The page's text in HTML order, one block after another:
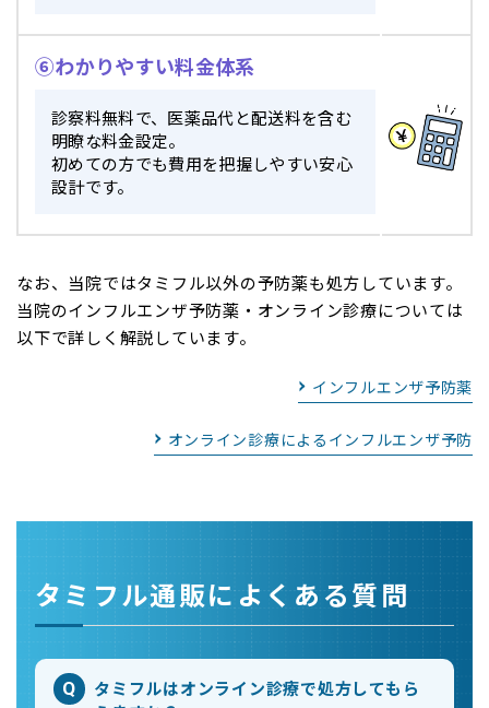
⑥わかりやすい料金体系
診察料無料で、医薬品代と配送料を含む
明瞭な料金設定。
初めての方でも費用を把握しやすい安心
設計です。
なお、当院ではタミフル以外の予防薬も処方しています。
当院のインフルエンザ予防薬・オンライン診療については
以下で詳しく解説しています。
インフルエンザ予防薬
オンライン診療によるインフルエンザ予防
タミフル通販によくある質問
Q
タミフルはオンライン診療で処方してもら